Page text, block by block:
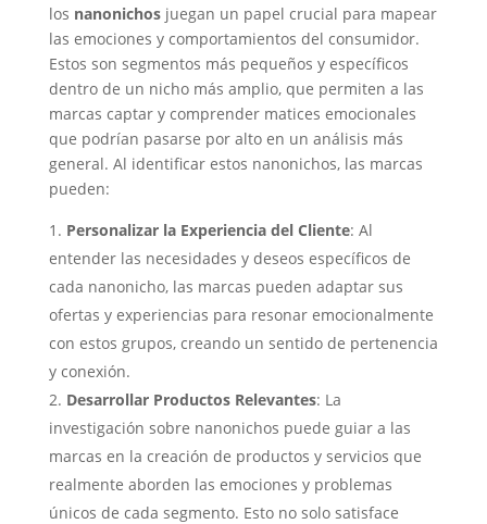
los nanonichosjuegan un papel crucial para mapear
las emociones y comportamientos del consumidor.
Estos son segmentos más pequeños y específicos
dentro de un nicho más amplio, que permiten a las
marcas captar y comprender matices emocionales
que podrían pasarse por alto en un análisis más
general. Al identificar estos nanonichos, las marcas
pueden:
Personalizar la Experiencia del Cliente: Al
entender las necesidades y deseos específicos de
cada nanonicho, las marcas pueden adaptar sus
ofertas y experiencias para resonar emocionalmente
con estos grupos, creando un sentido de pertenencia
y conexión.
Desarrollar Productos Relevantes: La
investigación sobre nanonichos puede guiar a las
marcas en la creación de productos y servicios que
realmente aborden las emociones y problemas
únicos de cada segmento. Esto no solo satisface